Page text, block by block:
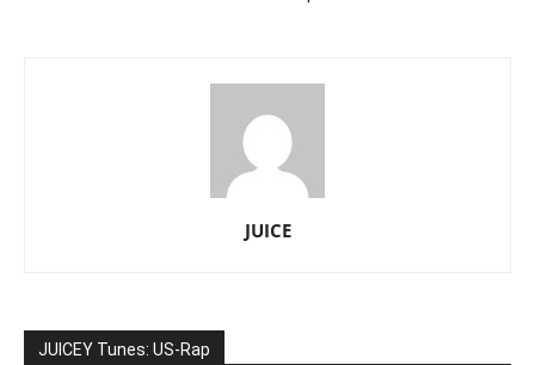
JUICE
JUICEY Tunes: US-Rap